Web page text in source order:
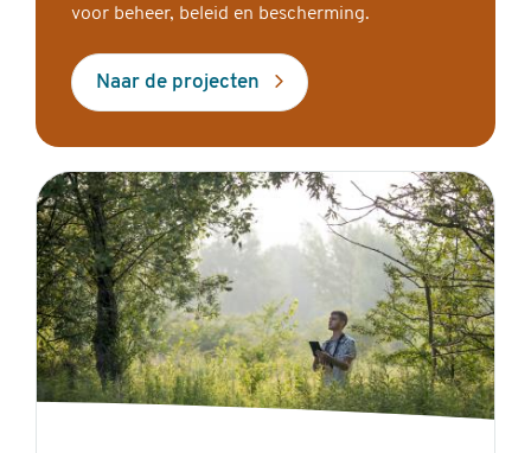
voor beheer, beleid en bescherming.
Naar de projecten